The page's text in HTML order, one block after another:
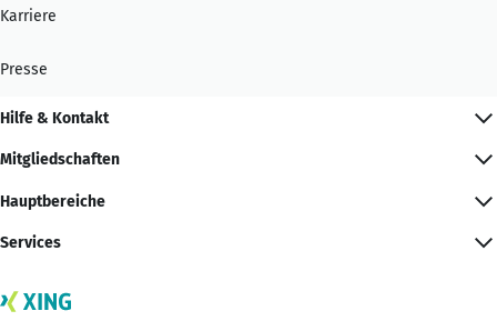
Karriere
Presse
Hilfe & Kontakt
Mitgliedschaften
Hauptbereiche
Services